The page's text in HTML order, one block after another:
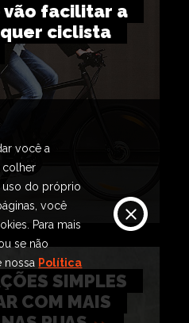
vão facilitar a
ciclista
SIMPLES
COM MAIS
você a
colher
uso do próprio
você
Para mais
se não
nossa Política